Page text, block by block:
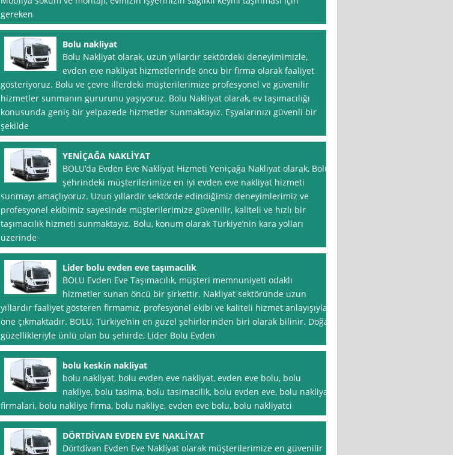
gereken
Bolu nakliyat
Bolu Nakliyat olarak, uzun yıllardır sektördeki deneyimimizle,
evden eve nakliyat hizmetlerinde öncü bir firma olarak faaliyet
gösteriyoruz. Bolu ve çevre illerdeki müşterilerimize profesyonel ve güvenilir
hizmetler sunmanın gururunu yaşıyoruz. Bolu Nakliyat olarak, ev taşımacılığı
konusunda geniş bir yelpazede hizmetler sunmaktayız. Eşyalarınızı güvenli bir
şekilde
YENİÇAĞA NAKLİYAT
BOLU’da Evden Eve Nakliyat Hizmeti Yeniçağa Nakliyat olarak, Bolu
şehrindeki müşterilerimize en iyi evden eve nakliyat hizmeti
sunmayı amaçlıyoruz. Uzun yıllardır sektörde edindiğimiz deneyimlerimiz ve
profesyonel ekibimiz sayesinde müşterilerimize güvenilir, kaliteli ve hızlı bir
taşımacılık hizmeti sunmaktayız. Bolu, konum olarak Türkiye’nin kara yolları
üzerinde
Lider bolu evden eve taşımacılık
BOLU Evden Eve Taşımacılık, müşteri memnuniyeti odaklı
hizmetler sunan öncü bir şirkettir. Nakliyat sektöründe uzun
yıllardır faaliyet gösteren firmamız, profesyonel ekibi ve kaliteli hizmet anlayışıyla
öne çıkmaktadır. BOLU, Türkiye’nin en güzel şehirlerinden biri olarak bilinir. Doğal
güzellikleriyle ünlü olan bu şehirde, Lider Bolu Evden
bolu keskin nakliyat
bolu nakliyat, bolu evden eve nakliyat, evden eve bolu, bolu
nakliye, bolu tasima, bolu tasimacilik, bolu evden eve, bolu nakliyat
firmalari, bolu nakliye firma, bolu nakliye, evden eve bolu, bolu nakliyatci
DÖRTDİVAN EVDEN EVE NAKLİYAT
Dörtdi̇van Evden Eve Nakli̇yat olarak müşterilerimize en güvenilir